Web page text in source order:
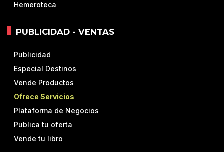
Hemeroteca
PUBLICIDAD - VENTAS
Publicidad
Especial Destinos
Vende Productos
Ofrece Servicios
Plataforma de Negocios
Publica tu oferta
Vende tu libro